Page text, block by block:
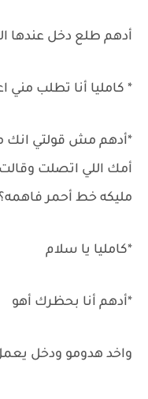
أدهم طلع دخل عندها
* كامليا أنا تطلب مني
*أدهم مش قولتي انك مش
أمك اللي اتصلت
مليكه خط أحمر
*كامليا يا سلام
*أدهم أنا بحظرك أهو
واخد هدومو ودخل